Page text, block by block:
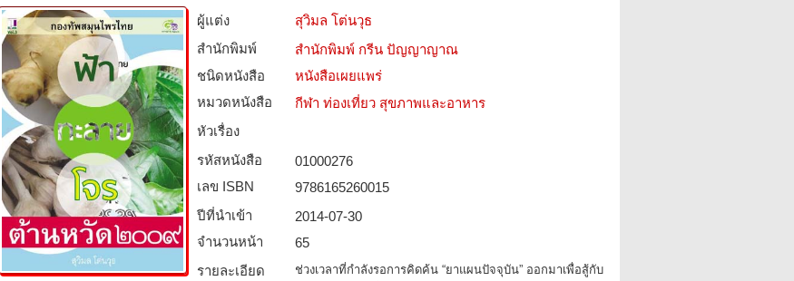
ผู้แต่ง
สุวิมล โต่นวุธ
สำนักพิมพ์
สำนักพิมพ์ กรีน ปัญญาญาณ
ชนิดหนังสือ­
หนังสือเผยแพร่
หมวดหนังสือ­
กีฬา ท่องเที่ยว สุขภาพและอาหาร
หัวเรื่อง
รหัสหนังสือ­
01000276
เลข ISBN
9786165260015
ปีที่นำเข้า
2014-07-30
จำนวนหน้า
65
รายละเอียด
ช่วงเวลาที่กำลังรอการคิดค้น “ยาแผนปัจจุบัน” ออกมาเพื่อสู้กับ